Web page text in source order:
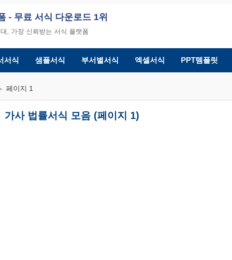
- 무료 서식 다운로드 1위
, 가장 신뢰받는 서식 플랫폼
서식 샘플서식 부서별서식 엑셀서식 PPT템플릿
페이지 1
가사 법률서식 모음 (페이지 1)